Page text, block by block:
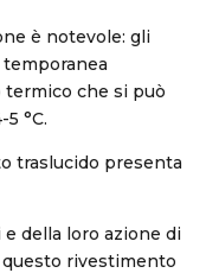
è notevole: gli
che si può
°C.
traslucido presenta
della loro azione di
rivestimento